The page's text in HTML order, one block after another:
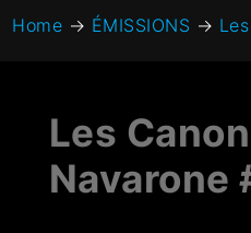
Home → ÉMISSIONS →
Les
Navarone